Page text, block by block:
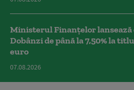
Ministerul Finanțelor lansează
Dobânzi de până la 7,50% la
euro
07.08.2026